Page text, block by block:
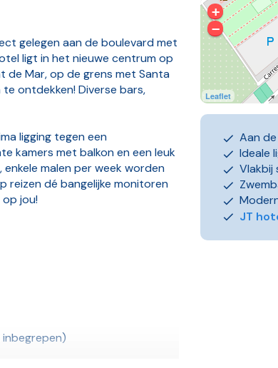
gelegen aan de boulevard met
ligt in het nieuwe centrum op
de Mar, op de grens met Santa
ontdekken! Diverse bars,
ligging tegen een
kamers met balkon en een leuk
malen per week worden
reizen dé bangelijke monitoren
jou!
+
−
Leaflet
Aan
Ideale
Vlakbij
JT